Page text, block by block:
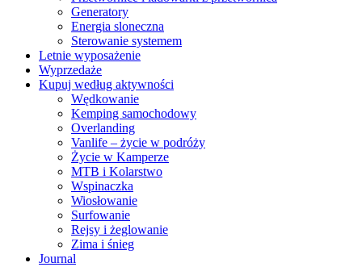
Generatory
Energia sloneczna
Sterowanie systemem
Letnie wyposażenie
Wyprzedaże
Kupuj według aktywności
Wędkowanie
Kemping samochodowy
Overlanding
Vanlife – życie w podróży
Życie w Kamperze
MTB i Kolarstwo
Wspinaczka
Wiosłowanie
Surfowanie
Rejsy i żeglowanie
Zima i śnieg
Journal